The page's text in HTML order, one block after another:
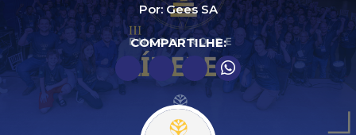
Por: Gees SA
COMPARTILHE: